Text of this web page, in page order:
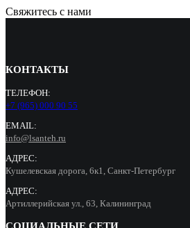
Свяжитесь с нами
КОНТАКТЫ
ТЕЛЕФОН:
+7 (965) 000 90 55
EMAIL:
info@lsanteh.ru
АДРЕС:
Кушелевская дорога, 6к1, Санкт-Петербург
АДРЕС:
Артиллерийская ул., 63, Калининград
СОЦИАЛЬНЫЕ СЕТИ